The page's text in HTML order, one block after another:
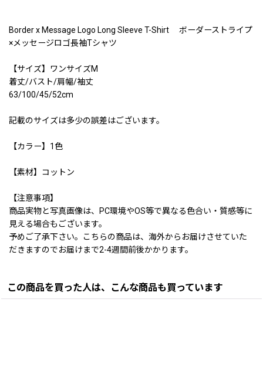
Border x Message Logo Long Sleeve T-Shirt ボーダーストライプ
×メッセージロゴ長袖Tシャツ
【サイズ】ワンサイズM
着丈/バスト/肩幅/袖丈
63/100/45/52cm
記載のサイズは多少の誤差はございます。
【カラー】1色
【素材】コットン
【注意事項】
商品実物と写真画像は、PC環境やOS等で異なる色合い・質感等に
見える場合もございます。
予めご了承下さい。こちらの商品は、海外からお届けさせていた
だきますのでお届けまで2-4週間前後かかります。
この商品を買った人は、こんな商品も買っています